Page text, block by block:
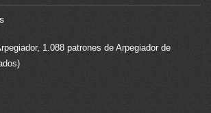
1.088 patrones de Arpegiador de